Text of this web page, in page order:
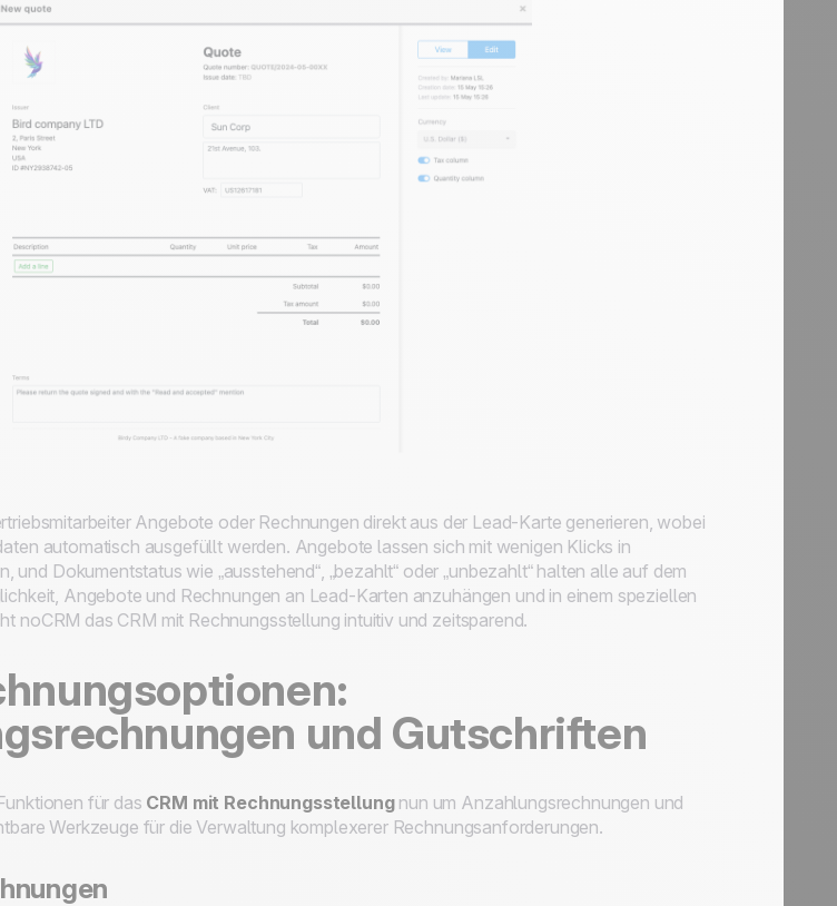
Angebote oder Rechnungen direkt aus der Lead-Karte generieren, wobei
automatisch ausgefüllt werden. Angebote lassen sich mit wenigen Klicks in
und Dokumentstatus wie „ausstehend“, „bezahlt“ oder „unbezahlt“ halten alle auf dem
Angebote und Rechnungen an Lead-Karten anzuhängen und in einem speziellen
noCRM das CRM mit Rechnungsstellung intuitiv und zeitsparend.
und Gutschriften
für das CRM mit Rechnungsstellungnun um Anzahlungsrechnungen und
Werkzeuge für die Verwaltung komplexerer Rechnungsanforderungen.